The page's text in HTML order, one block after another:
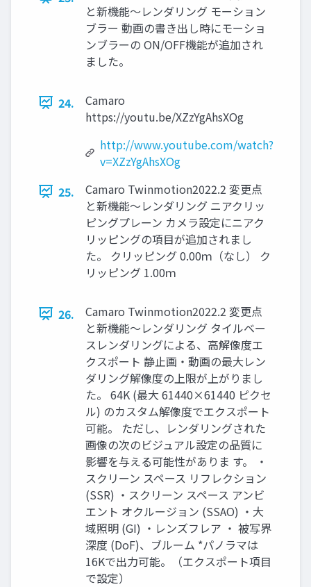
と新機能～レンダリング モーション
ブラー 動画の書き出し時にモーショ
ンブラーの ON/OFF機能が追加され
ました。
24.
Camaro
https://youtu.be/XZzYgAhsXOg
http://www.youtube.com/watch?
v=XZzYgAhsXOg
25.
Camaro Twinmotion2022.2 変更点
と新機能～レンダリング ニアクリッ
ピングプレーン カメラ設定にニアク
リッピングの項目が追加されまし
た。 クリッピング 0.00ｍ（なし） ク
リッピング 1.00ｍ
26.
Camaro Twinmotion2022.2 変更点
と新機能～レンダリング タイルベー
スレンダリングによる、高解像度エ
クスポート 静止画・動画の最大レン
ダリング解像度の上限が上がりまし
た。 64K (最大 61440×61440 ピクセ
ル) のカスタム解像度でエクスポート
可能。 ただし、レンダリングされた
画像の次のビジュアル設定の品質に
影響を与える可能性がありま す。 ・
スクリーン スペース リフレクション
(SSR) ・スクリーン スペース アンビ
エント オクルージョン (SSAO) ・大
域照明 (GI) ・レンズフレア ・ 被写界
深度 (DoF)、ブルーム *パノラマは
16Kで出力可能。（エクスポート項目
で設定）